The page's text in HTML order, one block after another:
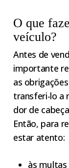
O que
veículo?
Antes de
importante
as
transferi-lo a
dor de
Então, para
estar atento:
às